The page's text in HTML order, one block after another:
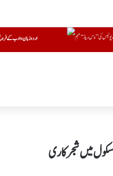
کے عزم کے ساتھ بزمِ اردو ادب کا قیام ایک قابلِ تحسین قدم : ایڈوکیٹ
میں شجرکاری